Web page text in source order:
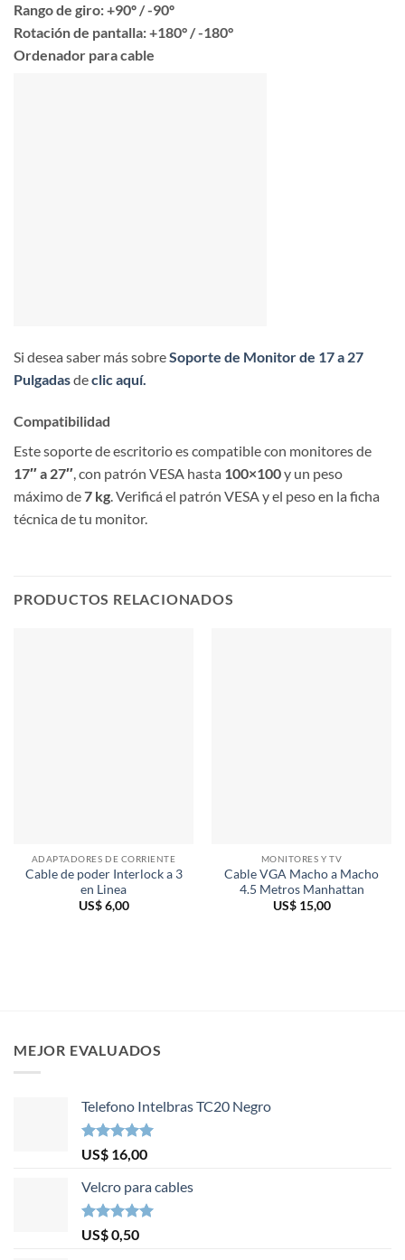
Rango de giro: +90º / -90º
Rotación de pantalla: +180° / -180°
Ordenador para cable
Si desea saber más sobreSoporte de Monitor de 17 a 27
Pulgadasdeclic aquí.
Compatibilidad
Este soporte de escritorio es compatible con monitores de
17″ a 27″, con patrón VESA hasta 100×100y un peso
máximo de7 kg. Verificá el patrón VESA y el peso en la ficha
técnica de tu monitor.
PRODUCTOS RELACIONADOS
ADAPTADORES DE CORRIENTE
Cable de poder Interlock a 3
en Linea
US$6,00
MONITORES Y TV
Cable VGA Macho a Macho
4.5 Metros Manhattan
US$15,00
MEJOR EVALUADOS
Telefono Intelbras TC20 Negro
Valorado en
5.00 de 5
US$ 16,00
Velcro para cables
Valorado en
5.00 de 5
US$0,50